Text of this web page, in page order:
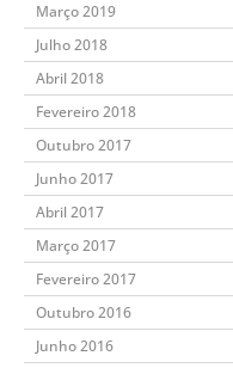
Março 2019
Julho 2018
Abril 2018
Fevereiro 2018
Outubro 2017
Junho 2017
Abril 2017
Março 2017
Fevereiro 2017
Outubro 2016
Junho 2016